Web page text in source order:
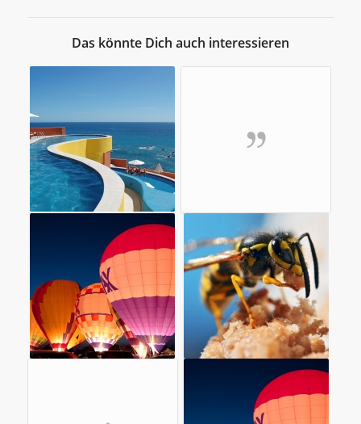
Das könnte Dich auch interessieren